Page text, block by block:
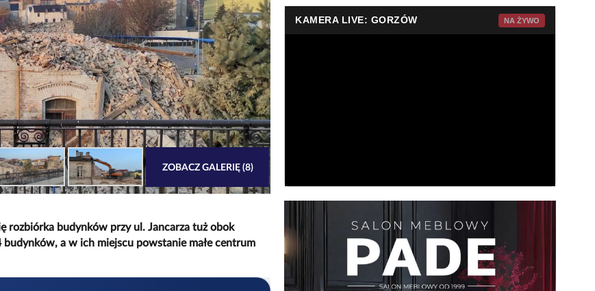
ZOBACZ GALERIĘ (8)
rozbiórka budynków przy ul. Jancarza tuż obok
a w ich miejscu powstanie małe centrum
KAMERA LIVE: GORZÓW NA ŻYWO